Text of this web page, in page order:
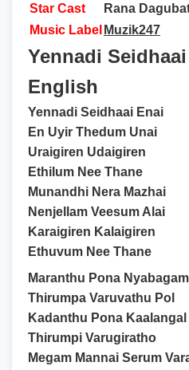
Star Cast
Rana
Music Label Muzik247
Yennadi
English
Yennadi Seidhaai Enai
En Uyir Thedum Unai
Uraigiren Udaigiren
Ethilum Nee Thane
Munandhi Nera Mazhai
Nenjellam Veesum Alai
Karaigiren Kalaigiren
Ethuvum Nee Thane
Maranthu Pona Nyabagam
Thirumpa Varuvathu Pol
Kadanthu Pona Kaalangal
Thirumpi Varugiratho
Megam Mannai Serum